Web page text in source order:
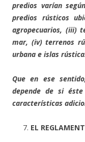
predios varían
predios rústicos
agropecuarios, (iii)
mar, (iv) terrenos
urbana e islas
Que en ese
depende de si
características
EL